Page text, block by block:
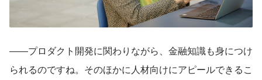
――プロダクト開発に関わりながら、金融知識も身につけ
られるのですね。そのほかに人材向けにアピールできるこ